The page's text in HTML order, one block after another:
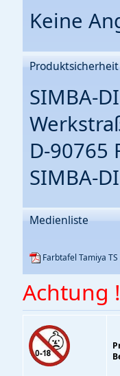
Keine
Produktsicherheit
SIMBA-
D-90765
SIMBA-
Medienliste
Farbtafel Tamiya TS
Achtung